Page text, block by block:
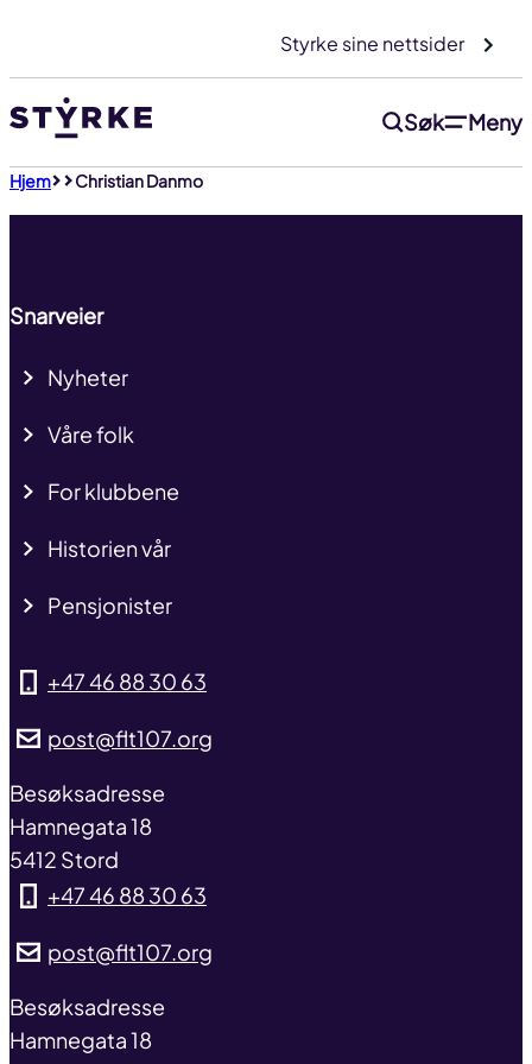
innhold
Styrke sine nettsider
Søk Meny
Hjem Christian Danmo Til toppen
Snarveier
Nyheter
Våre folk
For klubbene
Historien vår
Pensjonister
+47 46 88 30 63
post@flt107.org
address
Besøksadresse
Hamnegata 18
5412 Stord
+47 46 88 30 63
post@flt107.org
address
Besøksadresse
Hamnegata 18